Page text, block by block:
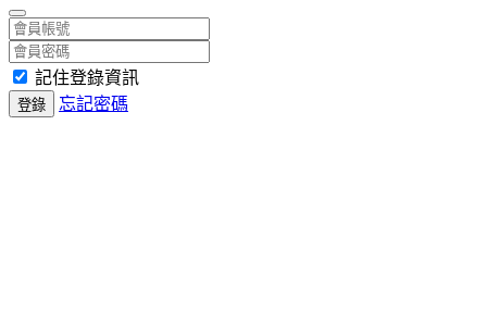
記住登錄資訊
登錄 忘記密碼